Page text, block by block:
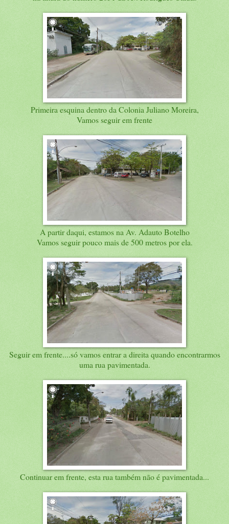
Primeira esquina dentro da Colonia Juliano Moreira,
Vamos seguir em frente
A partir daqui, estamos na Av. Adauto Botelho
Vamos seguir pouco mais de 500 metros por ela.
Seguir em frente....só vamos entrar a direita quando encontrarmos
uma rua pavimentada.
Continuar em frente, esta rua também não é pavimentada...